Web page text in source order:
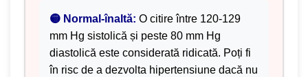
🟡 Normal-înaltă: O citire între 120-129
mm Hg sistolică și peste 80 mm Hg
diastolică este considerată ridicată. Poți fi
în risc de a dezvolta hipertensiune dacă nu